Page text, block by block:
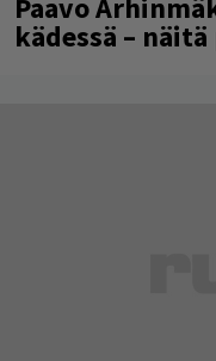
Paavo
kädessä –